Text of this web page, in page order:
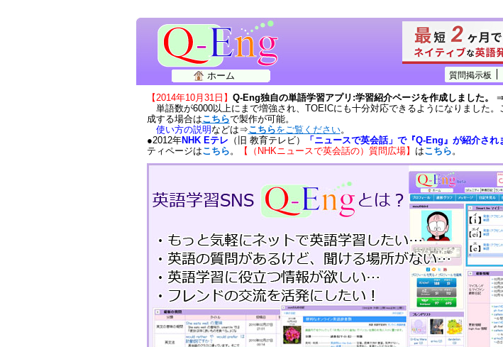
質問掲示板
ホーム
【2014年10月31日】 Q-Eng独自の単語学習アプリ:学習紹介ページを作成しました。
単語数が6000以上にまで増強され、TOEICにも十分対応できるようになりました。
成する場合はこちらで製作が可能。
使い方の説明などは⇒こちらをご覧ください。
●2012年NHK Eテレ （旧 教育テレビ） 「ニュースで英会話」で『Q-Eng』が紹介され
ティページはこちら。 【（NHKニュースで英会話の）質問広場】 はこちら。